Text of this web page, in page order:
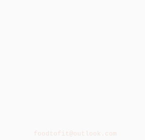
foodtofit@outlook.com